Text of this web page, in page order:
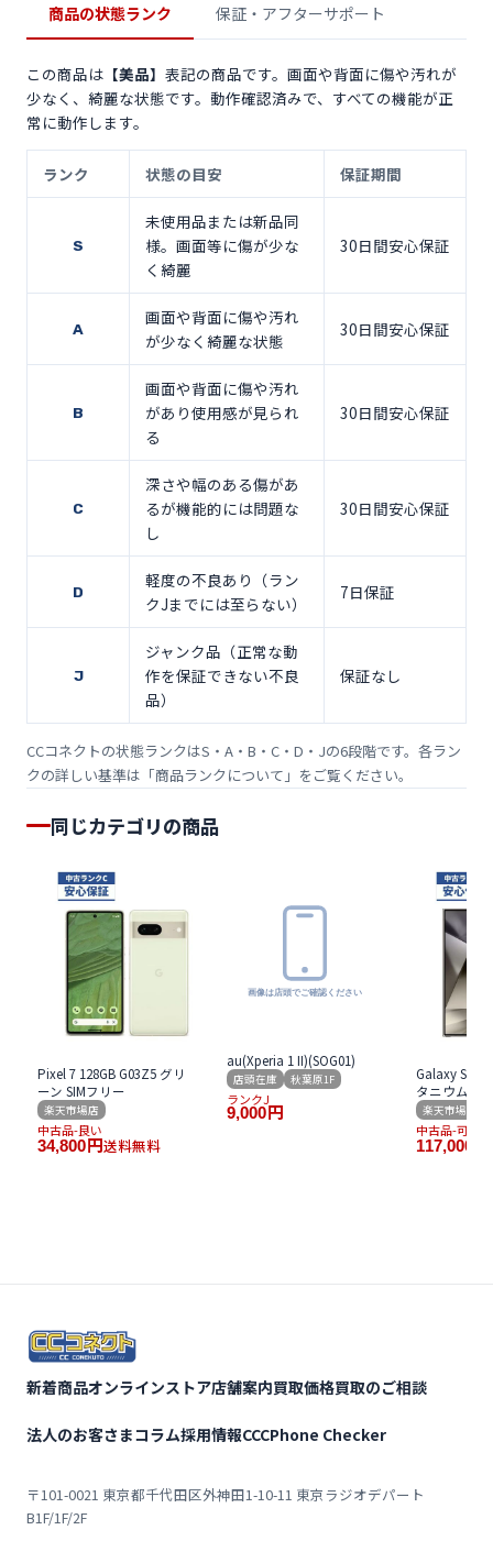
商品の状態ランク 保証・アフターサポート
この商品は 【美品】 表記の商品です。画面や背面に傷や汚れが
少なく、綺麗な状態です。動作確認済みで、すべての機能が正
常に動作します。
ランク 状態の目安 保証期間
S
未使用品または新品同
様。画面等に傷が少な
く綺麗
30日間安心保証
A
画面や背面に傷や汚れ
が少なく綺麗な状態
30日間安心保証
B
画面や背面に傷や汚れ
があり使用感が見られ
る
30日間安心保証
C
深さや幅のある傷があ
るが機能的には問題な
し
30日間安心保証
D
軽度の不良あり（ラン
クJまでには至らない）
7日保証
J
ジャンク品（正常な動
作を保証できない不良
品）
保証なし
CCコネクトの状態ランクはS・A・B・C・D・Jの6段階です。各ラン
クの詳しい基準は「商品ランクについて 」をご覧ください。
同じカテゴリの商品
Pixel 7 128GB G03Z5 グリ
ーン SIMフリー
楽天市場店
中古品-良い
34,800 円送料無料
au(Xperia 1 II)(SOG01)
店頭在庫 秋葉原1F
ランクJ
9,000 円
Galaxy S24
タニウム グ
楽天市場店
中古品-可
117,000
新着商品オンラインストア店舗案内買取価格買取のご相談
法人のお客さまコラム採用情報CCCPhone Checker
〒101-0021 東京都千代田区外神田1-10-11 東京ラジオデパート
B1F/1F/2F